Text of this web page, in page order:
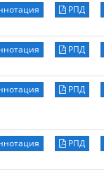
РПД
РПД
РПД
РПД